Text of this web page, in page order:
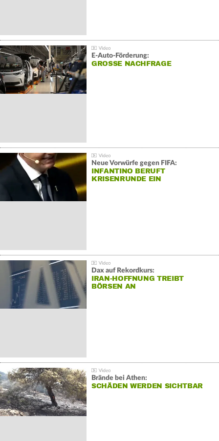
E-Auto-Förderung:
GROSSE NACHFRAGE
Neue Vorwürfe gegen FIFA:
INFANTINO BERUFT
KRISENRUNDE EIN
Dax auf Rekordkurs:
IRAN-HOFFNUNG TREIBT
BÖRSEN AN
Brände bei Athen:
SCHÄDEN WERDEN SICHTBAR